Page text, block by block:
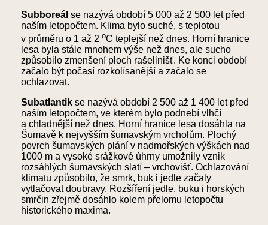
Subboreál se nazývá období 5 000 až 2 500 let před
naším letopočtem. Klima bylo suché, s teplotou
v průměru o 1 až 2 oC teplejší než dnes. Horní hranice
lesa byla stále mnohem výše než dnes, ale sucho
způsobilo zmenšení ploch rašelinišť. Ke konci období
začalo být počasí rozkolísanější a začalo se
ochlazovat.
Subatlantik se nazývá období 2 500 až 1 400 let před
naším letopočtem, ve kterém bylo podnebí vlhčí
a chladnější než dnes. Horní hranice lesa dosáhla na
Šumavě k nejvyšším šumavským vrcholům. Plochý
povrch šumavských plání v nadmořských výškách nad
1000 m a vysoké srážkové úhrny umožnily vznik
rozsáhlých šumavských slatí – vrchovišť. Ochlazování
klimatu způsobilo, že smrk, buk i jedle začaly
vytlačovat doubravy. Rozšíření jedle, buku i horských
smrčin zřejmě dosáhlo kolem přelomu letopočtu
historického maxima.